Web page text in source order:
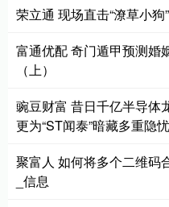
荣立通 现场直击“潦草小狗
富通优配 奇门遁甲预测婚
（上）
豌豆财富 昔日千亿半导体
更为“ST闻泰”暗藏多重隐忧
聚富人 如何将多个二维码
_信息